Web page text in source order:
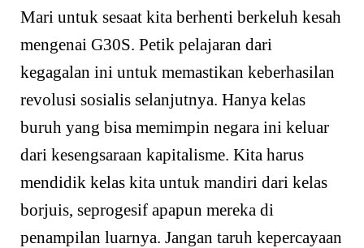
Mari untuk sesaat kita berhenti berkeluh kesah
mengenai G30S. Petik pelajaran dari
kegagalan ini untuk memastikan keberhasilan
revolusi sosialis selanjutnya. Hanya kelas
buruh yang bisa memimpin negara ini keluar
dari kesengsaraan kapitalisme. Kita harus
mendidik kelas kita untuk mandiri dari kelas
borjuis, seprogesif apapun mereka di
penampilan luarnya. Jangan taruh kepercayaan